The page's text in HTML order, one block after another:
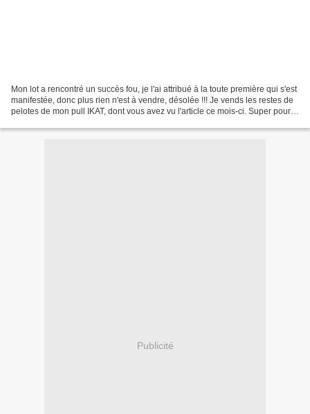
Mon lot a rencontré un succès fou, je l'ai attribué à la toute première qui s'est
manifestée, donc plus rien n'est à vendre, désolée !!! Je vends les restes de
pelotes de mon pull IKAT, dont vous avez vu l'article ce mois-ci. Super pour
Publicité